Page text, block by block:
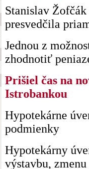
Stanislav
presvedčila
Jednou z
zhodnotiť
Prišiel čas na
Istrobankou
Hypotekárne
podmienky
Hypotekárny
výstavbu,